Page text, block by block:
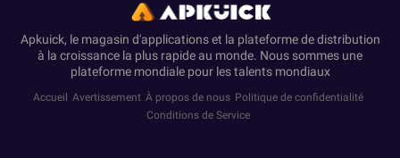
Apkuick, le magasin d'applications et la plateforme de distribution
à la croissance la plus rapide au monde. Nous sommes une
plateforme mondiale pour les talents mondiaux
Accueil Avertissement À propos de nous Politique de confidentialité
Conditions de Service